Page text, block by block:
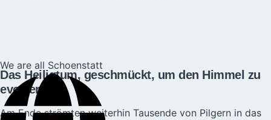
Das Heiligtum, geschmückt, um den Himmel zu
evozieren
Am Ende strömten weiterhin Tausende von Pilgern in das
We are all Schoenstatt